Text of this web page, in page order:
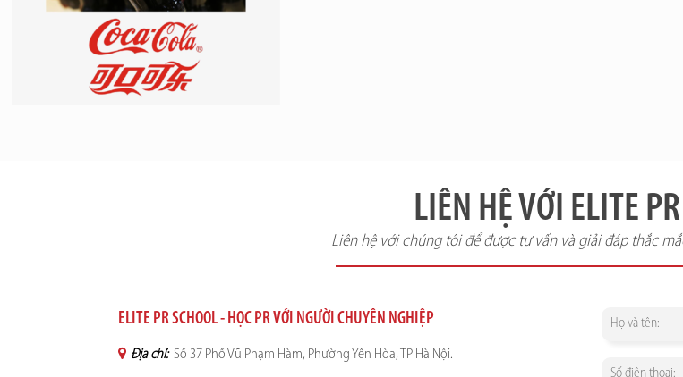
LIÊN HỆ VỚI ELITE
Liên hệ với chúng tôi để được tư vấn và giải đáp thắc
ELITE PR SCHOOL - HỌC PR VỚI NGƯỜI CHUYÊN NGHIỆP
Địa chỉ: Số 37 Phố Vũ Phạm Hàm, Phường Yên Hòa, TP Hà Nội.